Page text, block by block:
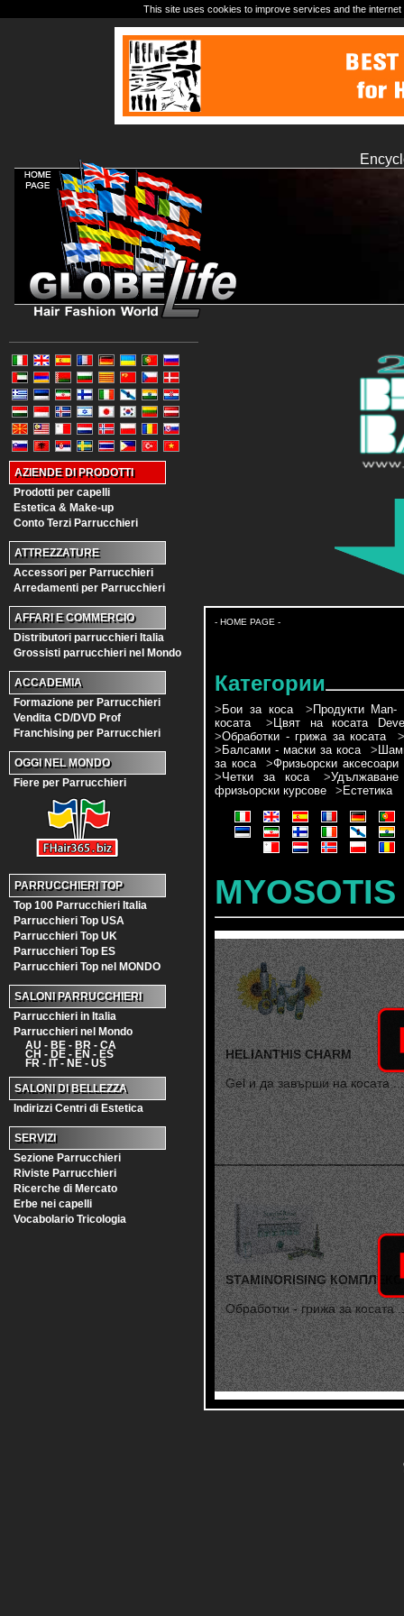
AZIENDE DI PRODOTTI
Prodotti per capelli
Estetica & Make-up
Conto Terzi Parrucchieri
ATTREZZATURE
Accessori per Parrucchieri
Arredamenti per Parrucchieri
AFFARI E COMMERCIO
Distributori parrucchieri Italia
Grossisti parrucchieri nel Mondo
ACCADEMIA
Formazione per Parrucchieri
Vendita CD/DVD Prof
Franchising per Parrucchieri
OGGI NEL MONDO
Fiere per Parrucchieri
PARRUCCHIERI TOP
Top 100 Parrucchieri Italia
Parrucchieri Top USA
Parrucchieri Top UK
Parrucchieri Top ES
Parrucchieri Top nel MONDO
SALONI PARRUCCHIERI
Parrucchieri in Italia
Parrucchieri nel Mondo
AU - BE - BR - CA
CH - DE - EN - ES
FR - IT - NE - US
SALONI DI BELLEZZA
Indirizzi Centri di Estetica
SERVIZI
Sezione Parrucchieri
Riviste Parrucchieri
Ricerche di Mercato
Erbe nei capelli
Vocabolario Tricologia
- HOME PAGE -
Категории
> Бои за коса > Продукти Man-
косата
> Цвят на косата
>Обработки - грижа за косата
> Балсами - маски за коса >
за коса
>Фризьорски аксесоари
>Четки за коса >
фризьорски курсове
> Естетика
MYOSOTIS
HELIANTHIS CHARM
Gel и да завърши на косата ...
STAMINORISING КОМПЛЕКС
Обработки - грижа за косата
This site uses cookies to improve services and the